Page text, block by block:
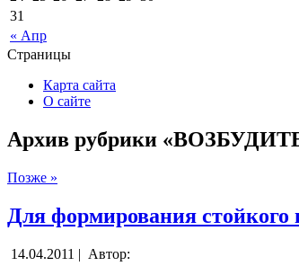
« Апр
31
Страницы
Карта сайта
О сайте
Архив рубрики
Позже »
Для формирования стойкого
14.04.2011 | Автор: